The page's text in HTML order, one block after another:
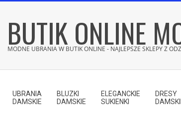
contentBUTIK ONLINE
MODNE UBRANIA W BUTIK ONLINE - NAJLEPSZE SKLEPY Z
Menu
UBRANIA
DAMSKIE
BLUZKI
DAMSKIE
ELEGANCKIE
SUKIENKI
DRESY